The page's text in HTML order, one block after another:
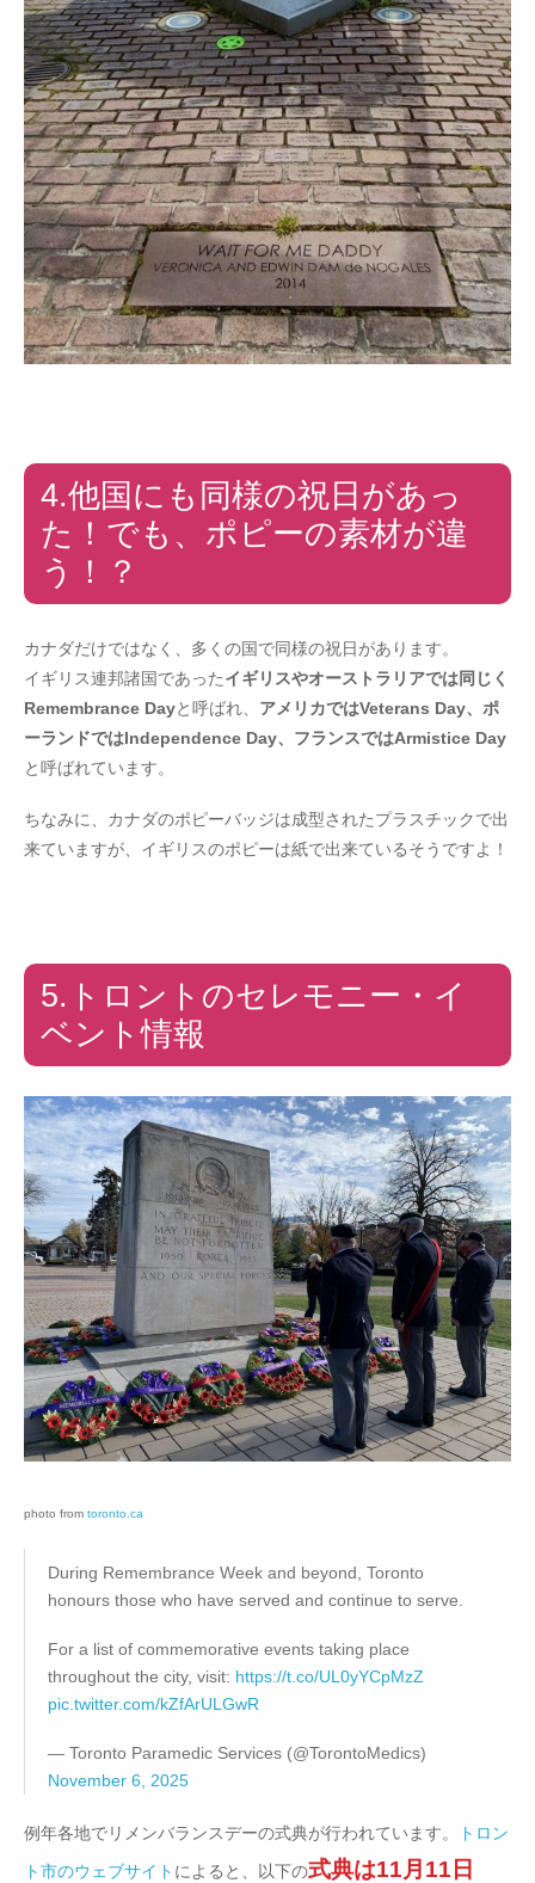
4.他国にも同様の祝日があっ
た！でも、ポピーの素材が違
う！？
カナダだけではなく、多くの国で同様の祝日があります。
イギリス連邦諸国であったイギリスやオーストラリアでは同じく
Remembrance Dayと呼ばれ、 アメリカではVeterans Day、ポ
ーランドではIndependence Day、フランスではArmistice Day
と呼ばれています。
ちなみに、カナダのポピーバッジは成型されたプラスチックで出
来ていますが、イギリスのポピーは紙で出来ているそうですよ！
5.トロントのセレモニー・イ
ベント情報
photo from toronto.ca
During Remembrance Week and beyond, Toronto
honours those who have served and continue to serve.
For a list of commemorative events taking place
throughout the city, visit: https://t.co/UL0yYCpMzZ
pic.twitter.com/kZfArULGwR
— Toronto Paramedic Services (@TorontoMedics)
November 6, 2025
例年各地でリメンバランスデーの式典が行われています。
トロン
ト市のウェブサイト によると、以下の式典は11月11日